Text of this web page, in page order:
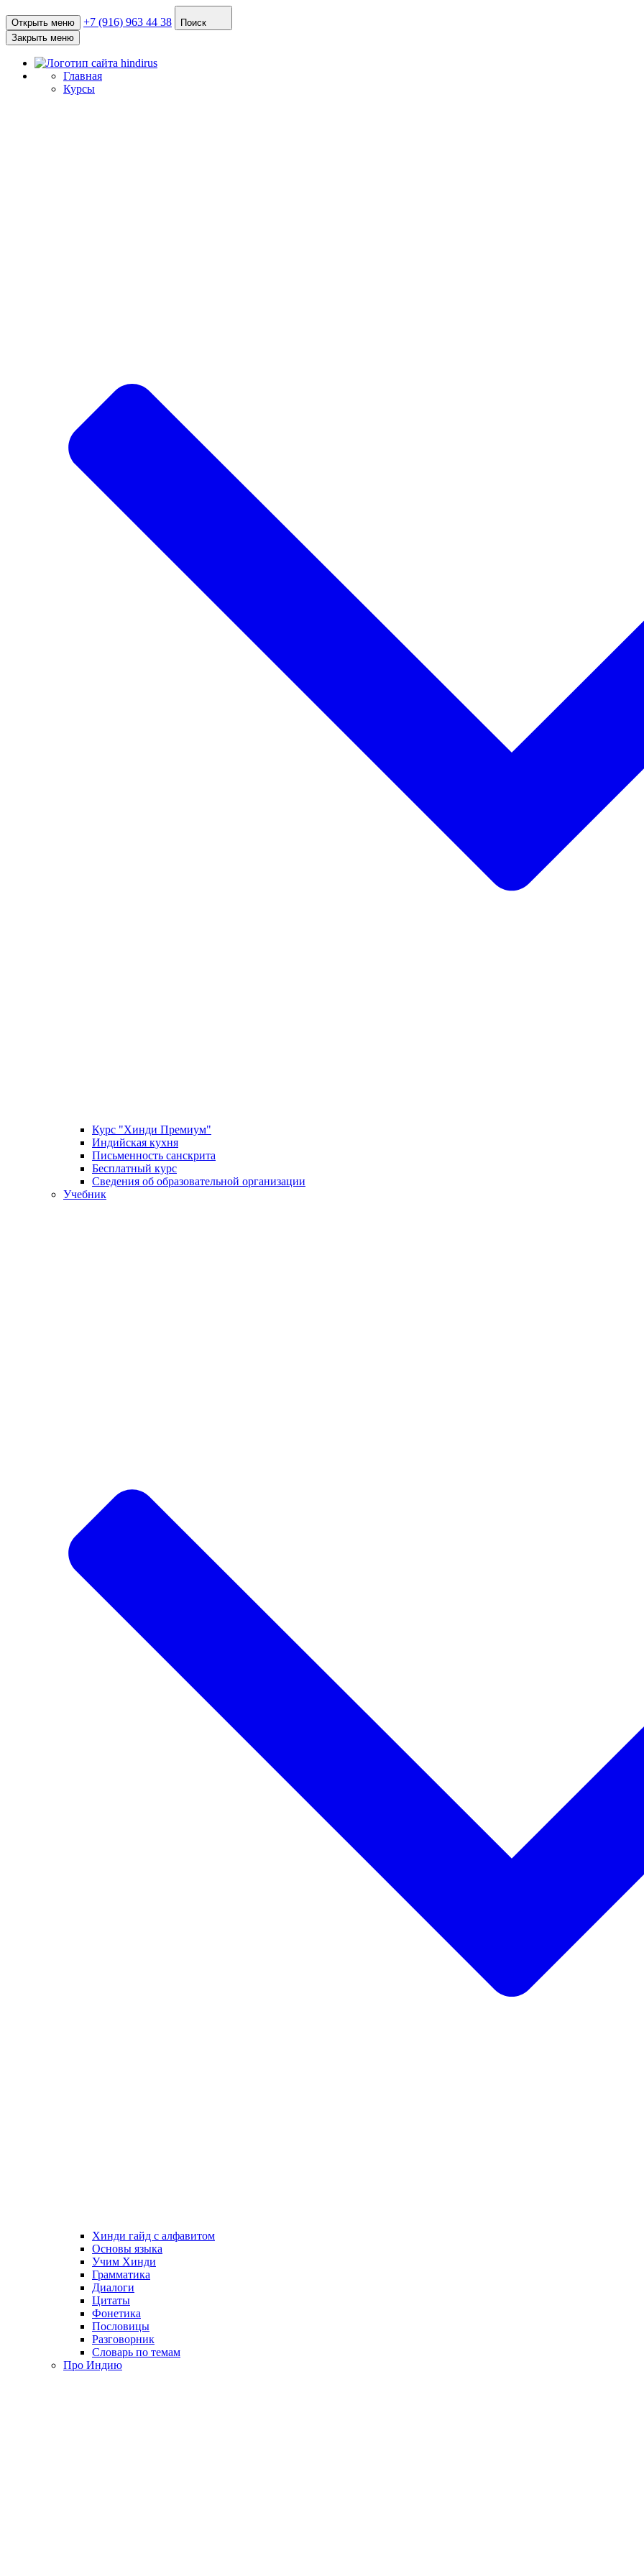
Открыть меню +7 (916) 963 44 38
Поиск
Закрыть меню
Главная
Курсы
Курс "Хинди Премиум"
Индийская кухня
Письменность санскрита
Бесплатный курс
Сведения об образовательной организации
Учебник
Хинди гайд с алфавитом
Основы языка
Учим Хинди
Грамматика
Диалоги
Цитаты
Фонетика
Пословицы
Разговорник
Словарь по темам
Про Индию